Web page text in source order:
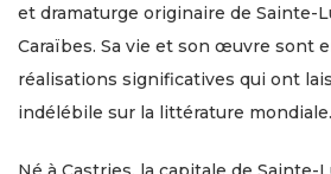
et dramaturge originaire de Sainte-
Caraïbes. Sa vie et son œuvre sont
réalisations significatives qui ont
indélébile sur la littérature mondiale.